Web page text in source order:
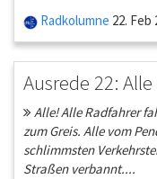
Radkolumne 22. Feb
Ausrede 22:
Alle! Alle Radfahrer
zum Greis. Alle vom
schlimmsten
Straßen verbannt....